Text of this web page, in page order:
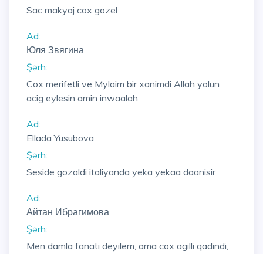
Sac makyaj cox gozel
Ad:
Юля Звягина
Şərh:
Cox merifetli ve Mylaim bir xanimdi Allah yolun
acig eylesin amin inwaalah
Ad:
Ellada Yusubova
Şərh:
Seside gozaldi italiyanda yeka yekaa daanisir
Ad:
Айтан Ибрагимова
Şərh:
Men damla fanati deyilem, ama cox agilli qadindi,